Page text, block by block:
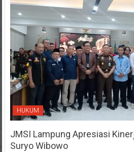
HUKUM
JMSI Lampung Apresiasi
Suryo Wibowo